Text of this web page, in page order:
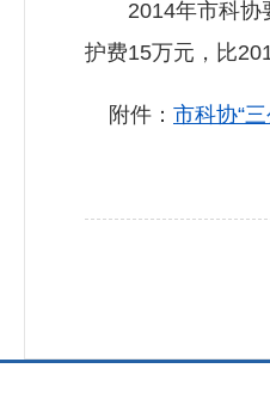
2014年市科协要
护费15万元，比
附件： 市科协“